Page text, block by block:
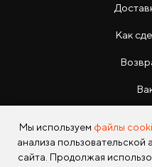
Как
Мы используем файлы
анализа пользовательской
сайта. Продолжая